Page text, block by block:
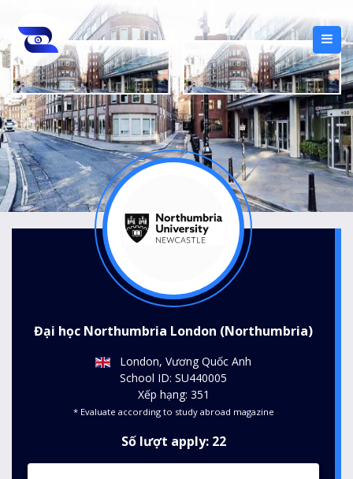
Đại học Northumbria London (Northumbria)
London, Vương Quốc Anh
School ID: SU440005
Xếp hạng: 351
* Evaluate according to study abroad magazine
Số lượt apply: 22